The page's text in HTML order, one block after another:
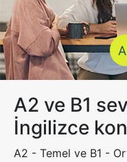
A2 ve B1
İngilizce
A2 - Temel ve B1 -